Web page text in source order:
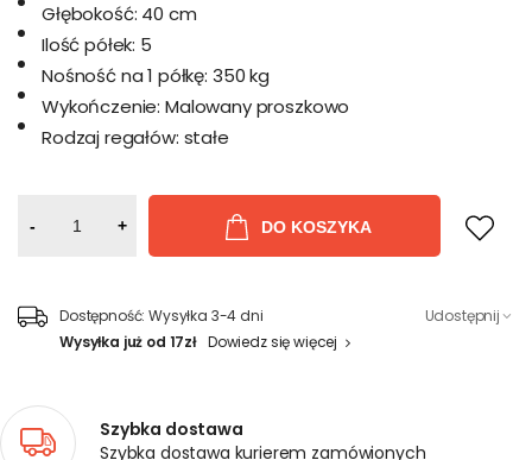
Głębokość: 40 cm
Ilość półek: 5
Nośność na 1 półkę: 350 kg
Wykończenie: Malowany proszkowo
Rodzaj regałów: stałe
- + DO KOSZYKA
Dostępność: Wysyłka 3-4 dni
Wysyłka już od 17zł Dowiedz się więcej
Udostępnij
Szybka dostawa
Szybka dostawa kurierem zamówionych